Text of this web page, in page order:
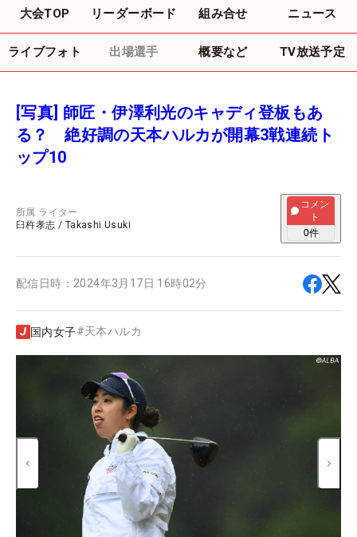
大会TOP リーダーボード 組み合せ ニュース
ライブフォト 出場選手 概要など TV放送予定
[写真] 師匠・伊澤利光のキャディ登板もあ
る？ 絶好調の天本ハルカが開幕3戦連続ト
ップ10
所属 ライター
臼杵孝志 / Takashi Usuki
コメン
ト
0件
配信日時： 2024年3月17日 16時02分
国内女子#天本ハルカ